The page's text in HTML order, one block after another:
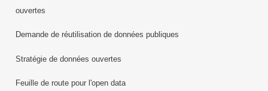
ouvertes
Demande de réutilisation de données publiques
Stratégie de données ouvertes
Feuille de route pour l'open data